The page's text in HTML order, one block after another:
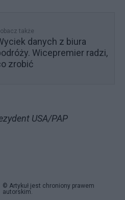
także
danych z biura
Wicepremier radzi,
zrobić
USA/PAP
© Artykuł jest chroniony prawem
autorskim.